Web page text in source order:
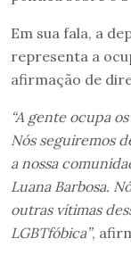
Em sua fala, a
representa a
afirmação de
“A gente ocupa
Nós seguiremos
a nossa
Luana Barbosa.
outras vítimas
LGBTfóbica”,